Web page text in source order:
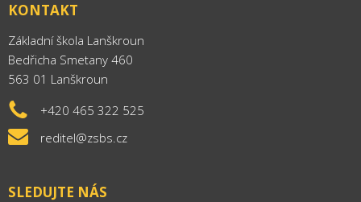
KONTAKT
Základní škola Lanškroun
Bedřicha Smetany 460
563 01 Lanškroun
+420 465 322 525
reditel@zsbs.cz
SLEDUJTE NÁS